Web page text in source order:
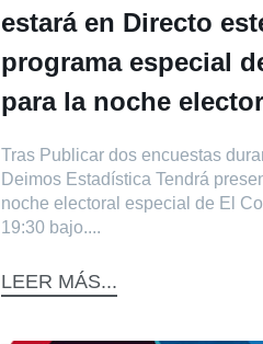
estará en Directo
programa especial
para la noche
Tras Publicar dos encuestas
Deimos Estadística Tendrá
noche electoral especial de El
19:30 bajo....
LEER MÁS...